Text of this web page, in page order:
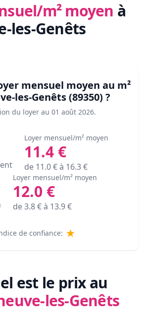
m² moyen à
les-Genêts
mensuel moyen au m²
les-Genêts (89350) ?
du loyer au 01 août 2026.
Loyer mensuel/m² moyen
11.4€
de 11.0€ à 16.3€
Loyer mensuel/m² moyen
12.0 €
de3.8€ à 13.9€
de confiance:
est le prix au
les-Genêts